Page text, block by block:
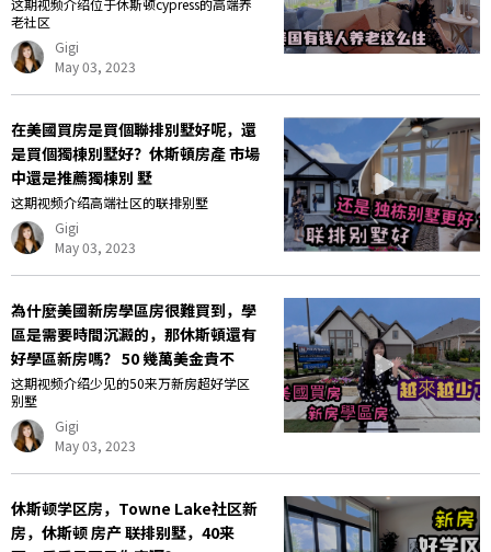
老社区
Gigi
May 03, 2023
在美國買房是買個聯排別墅好呢，還
是買個獨棟別墅好？休斯頓房產 市場
中還是推薦獨棟別 墅
这期视频介绍高端社区的联排别墅
Gigi
May 03, 2023
為什麼美國新房學區房很難買到，學
區是需要時間沉澱的，那休斯頓還有
好學區新房嗎？ 50 幾萬美金貴不
这期视频介绍少见的50来万新房超好学区
别墅
Gigi
May 03, 2023
休斯顿学区房，Towne Lake社区新
房，休斯顿 房产 联排别墅，40来